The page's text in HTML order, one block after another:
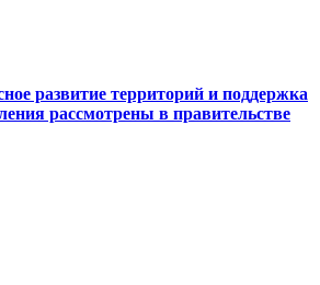
развитие территорий и поддержка
рассмотрены в правительстве